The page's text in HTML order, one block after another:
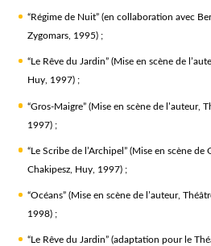
“Régime de Nuit” (en collaboration avec
Zygomars, 1995) ;
“Le Rêve du Jardin” (Mise en scène de
Huy, 1997) ;
“Gros-Maigre” (Mise en scène de l’auteur,
1997) ;
“Le Scribe de l’Archipel” (Mise en scène de
Chakipesz, Huy, 1997) ;
“Océans” (Mise en scène de l’auteur,
1998) ;
“Le Rêve du Jardin” (adaptation pour le